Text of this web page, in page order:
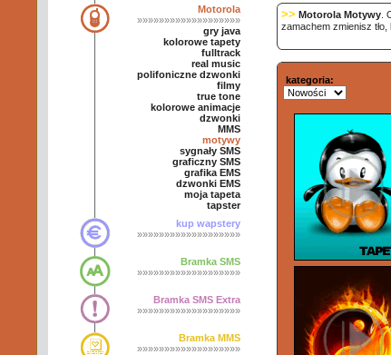
Motorola
»»»»»»»»»»»»»»»»»»»
gry java
kolorowe tapety
fulltrack
real music
polifoniczne dzwonki
filmy
true tone
kolorowe animacje
dzwonki
MMS
motywy
sygnały SMS
graficzny SMS
grafika EMS
dzwonki EMS
moja tapeta
tapster
kup wapstery
»»»»»»»»»»»»»»»»»»»
Bramka SMS
»»»»»»»»»»»»»»»»»»»
Bramka SMS Extra
»»»»»»»»»»»»»»»»»»»
Bramka MMS
»»»»»»»»»»»»»»»»»»»
>> Motorola Motywy .
zamachem zmienisz
kategoria: